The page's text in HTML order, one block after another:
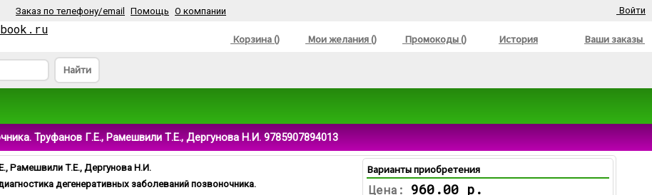
Заказ по телефону/email Помощь О компании Войти
Корзина () Мои желания () Промокоды () История Ваши заказы
Найти
Труфанов Г.Е., Рамешвили Т.Е., Дергунова Н.И. 9785907894013
Варианты приобретения
Цена: 960.00 р.
Рамешвили Т.Е., Дергунова Н.И.
дегенеративных заболеваний позвоночника.